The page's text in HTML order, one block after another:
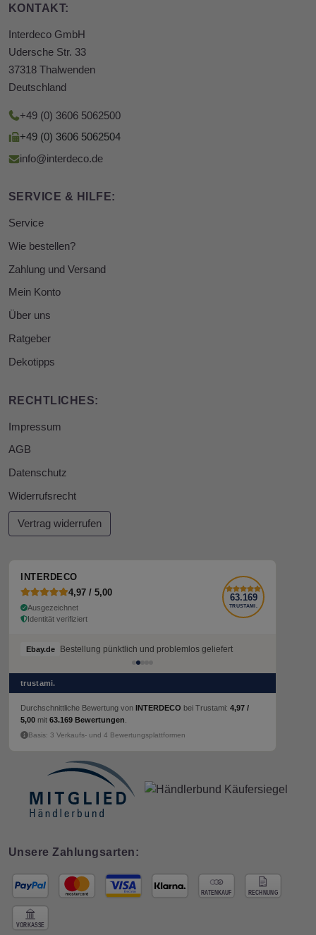
KONTAKT:
Interdeco GmbH
Udersche Str. 33
37318 Thalwenden
Deutschland
+49 (0) 3606 5062500
+49 (0) 3606 5062504
info@interdeco.de
SERVICE & HILFE:
Service
Wie bestellen?
Zahlung und Versand
Mein Konto
Über uns
Ratgeber
Dekotipps
RECHTLICHES:
Impressum
AGB
Datenschutz
Widerrufsrecht
Vertrag widerrufen
INTERDECO
4,97 / 5,00
Ausgezeichnet
Identität verifiziert
63.169
TRUSTAMI.
Ebay.de Bestellung pünktlich und problemlos geliefert
Ebay.de Bestellung pünktlich und problemlos geliefert
trustami.
Durchschnittliche Bewertung von INTERDECO bei Trustami: 4,97 /
5,00 mit 63.169 Bewertungen
Basis: 3 Verkaufs- und 4 Bewertungsplattformen
Unsere Zahlungsarten: